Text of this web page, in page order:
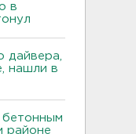
в
дайвера,
нашли в
бетонным
районе